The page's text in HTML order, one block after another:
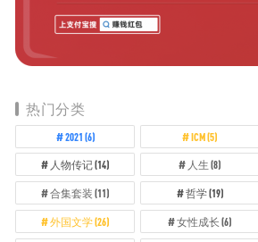
热门分类
2021 (6) ICM(5)
人物传记(14) 人生 (8)
合集套装 (11) 哲学(19)
外国文学(26) 女性成长 (6)